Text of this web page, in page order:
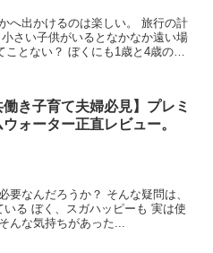
にも1歳と4歳の子
働き子育て夫婦必見】プレミ
ウォーター正直レビュー。
う前はそう思っていたんです。 そんな気持ちがあった...